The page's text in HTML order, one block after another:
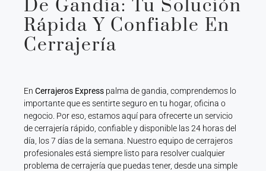
De Gandia: Tu Solución
Rápida Y Confiable En
Cerrajería
En Cerrajeros Express palma de gandia, comprendemos lo
importante que es sentirte seguro en tu hogar, oficina o
negocio. Por eso, estamos aquí para ofrecerte un servicio
de cerrajería rápido, confiable y disponible las 24 horas del
día, los 7 días de la semana. Nuestro equipo de cerrajeros
profesionales está siempre listo para resolver cualquier
problema de cerrajería que puedas tener, desde una simple